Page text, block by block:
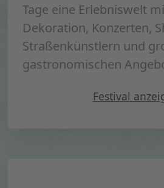
Tage eine Erlebniswelt
Dekoration, Konzerten,
Straßenkünstlern und
gastronomischen
Festival